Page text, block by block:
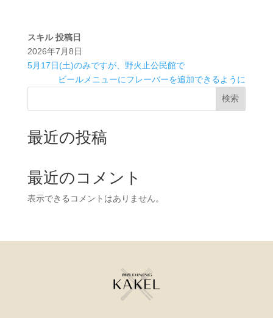
スキル 投稿日
2026年7月8日
5月17日(土)のみですが、野火止公民館で
ビールメニューにフレーバーを追加できるように
検索
最近の投稿
最近のコメント
表示できるコメントはありません。